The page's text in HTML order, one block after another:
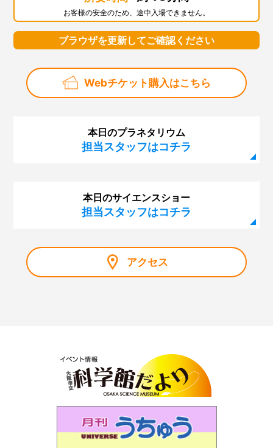
お客様の安全のため、途中入場できません。
ブラウザを更新してご確認ください
Webチケット購入はこちら
本日のプラネタリウム
担当スタッフはコチラ
本日のサイエンスショー
担当スタッフはコチラ
アクセス